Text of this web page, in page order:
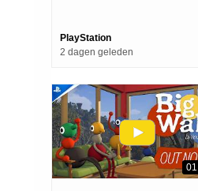
PlayStation
2 dagen geleden